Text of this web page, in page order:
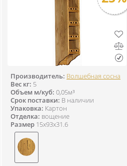
Производитель: Волшебная сосна
Вес кг: 5
Объем м/куб: 0,05м³
Срок поставки: В наличии
Упаковка: Картон
Отделка: вощение
Размер 15x93x31.6